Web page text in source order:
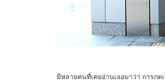
มีหลายคนที่เคยอ่านเจอมาว่า การก